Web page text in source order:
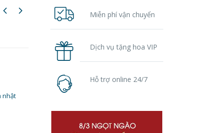
nhật
Miễn phí vận chuyển
Dịch vụ tặng hoa VIP
Hỗ trợ online 24/7